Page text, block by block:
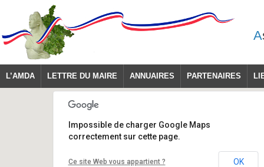
A
L’AMDA LETTRE DU MAIRE ANNUAIRES PARTENAIRES
Impossible de charger Google Maps
correctement sur cette page.
Ce site Web vous appartient ? OK